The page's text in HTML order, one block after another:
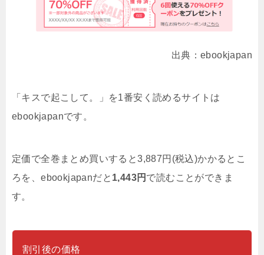
出典：ebookjapan
「キスで起こして。」を1番安く読めるサイトは
ebookjapanです。
定価で全巻まとめ買いすると3,887円(税込)かかるとこ
ろを、ebookjapanだと 1,443円 で読むことができま
す。
割引後の価格